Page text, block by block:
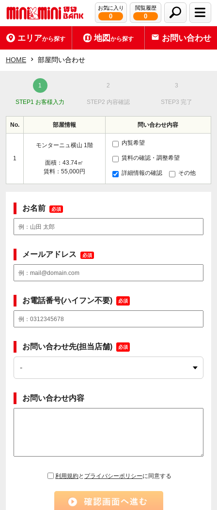
お気に入り
0
閲覧履歴
0
エリアから探す 地図から探す お問い合わせ
HOME 部屋問い合わせ
STEP1 お客様入力 STEP2 内容確認 STEP3 完了
No. 部屋情報 問い合わせ内容
1
モンターニュ横山 1階
面積：43.74㎡
賃料：55,000円
内覧希望
賃料の確認・調整希望
詳細情報の確認 その他
お名前 必須
メールアドレス 必須
お電話番号(ハイフン不要) 必須
お問い合わせ先(担当店舗) 必須
お問い合わせ内容
利用規約と プライバシーポリシーに同意する